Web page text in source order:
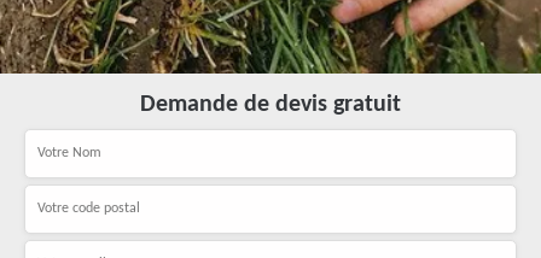
Demande de devis gratuit